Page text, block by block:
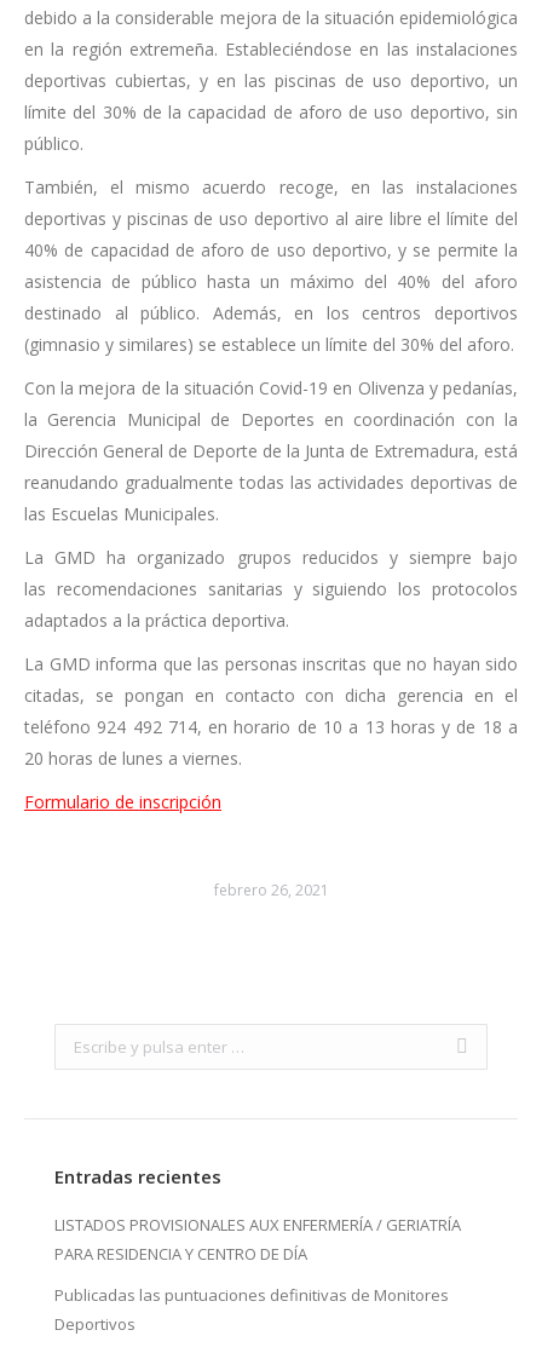
debido a la considerable mejora de la situación epidemiológica
en la región extremeña. Estableciéndose en las instalaciones
deportivas cubiertas, y en las piscinas de uso deportivo, un
límite del 30% de la capacidad de aforo de uso deportivo, sin
público.
También, el mismo acuerdo recoge, en las instalaciones
deportivas y piscinas de uso deportivo al aire libre el límite del
40% de capacidad de aforo de uso deportivo, y se permite la
asistencia de público hasta un máximo del 40% del aforo
destinado al público. Además, en los centros deportivos
(gimnasio y similares) se establece un límite del 30% del aforo.
Con la mejora de la situación Covid-19 en Olivenza y pedanías,
la Gerencia Municipal de Deportes en coordinación con la
Dirección General de Deporte de la Junta de Extremadura, está
reanudando gradualmente todas las actividades deportivas de
las Escuelas Municipales.
La GMD ha organizado grupos reducidos y siempre bajo
las recomendaciones sanitarias y siguiendo los protocolos
adaptados a la práctica deportiva.
La GMD informa que las personas inscritas que no hayan sido
citadas, se pongan en contacto con dicha gerencia en el
teléfono 924 492 714, en horario de 10 a 13 horas y de 18 a
20 horas de lunes a viernes.
Formulario de inscripción
febrero 26, 2021
Search:
Entradas recientes
LISTADOS PROVISIONALES AUX ENFERMERÍA / GERIATRÍA
PARA RESIDENCIA Y CENTRO DE DÍA
Publicadas las puntuaciones definitivas de Monitores
Deportivos